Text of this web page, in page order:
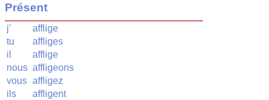
Présent
j'
afflige
tu
affliges
il
afflige
nous affligeons
vous affligez
ils
affligent